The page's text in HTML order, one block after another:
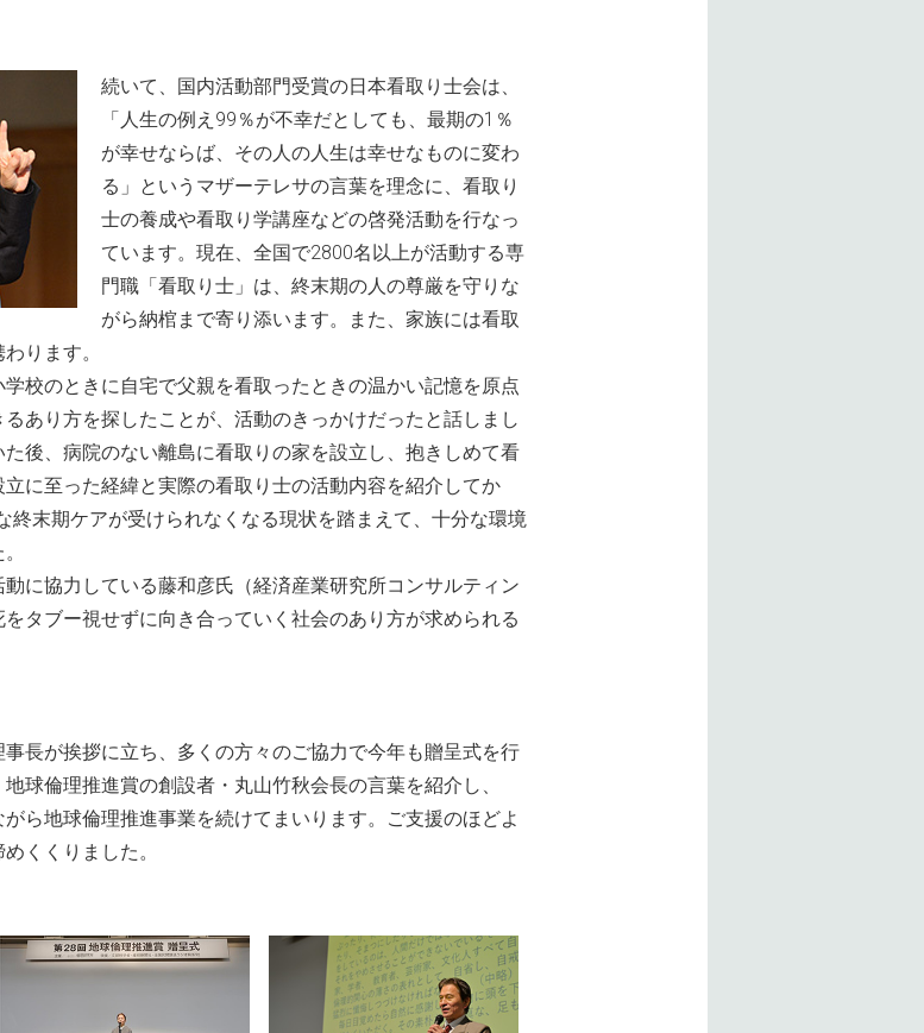
続いて、国内活動部門受賞の日本看取り士会は、
「人生の例え99％が不幸だとしても、最期の1％
が幸せならば、その人の人生は幸せなものに変わ
る」というマザーテレサの言葉を理念に、看取り
士の養成や看取り学講座などの啓発活動を行なっ
ています。現在、全国で2800名以上が活動する専
門職「看取り士」は、終末期の人の尊厳を守りな
がら納棺まで寄り添います。また、家族には看取
ります。
校のときに自宅で父親を看取ったときの温かい記憶を原点
あり方を探したことが、活動のきっかけだったと話しまし
後、病院のない離島に看取りの家を設立し、抱きしめて看
に至った経緯と実際の看取り士の活動内容を紹介してか
終末期ケアが受けられなくなる現状を踏まえて、十分な環境
に協力している藤和彦氏（経済産業研究所コンサルティン
タブー視せずに向き合っていく社会のあり方が求められる
長が挨拶に立ち、多くの方々のご協力で今年も贈呈式を行
球倫理推進賞の創設者・丸山竹秋会長の言葉を紹介し、
がら地球倫理推進事業を続けてまいります。ご支援のほどよ
くくりました。